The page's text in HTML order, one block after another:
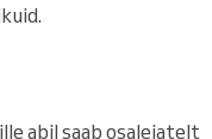
abil saab osalejatelt